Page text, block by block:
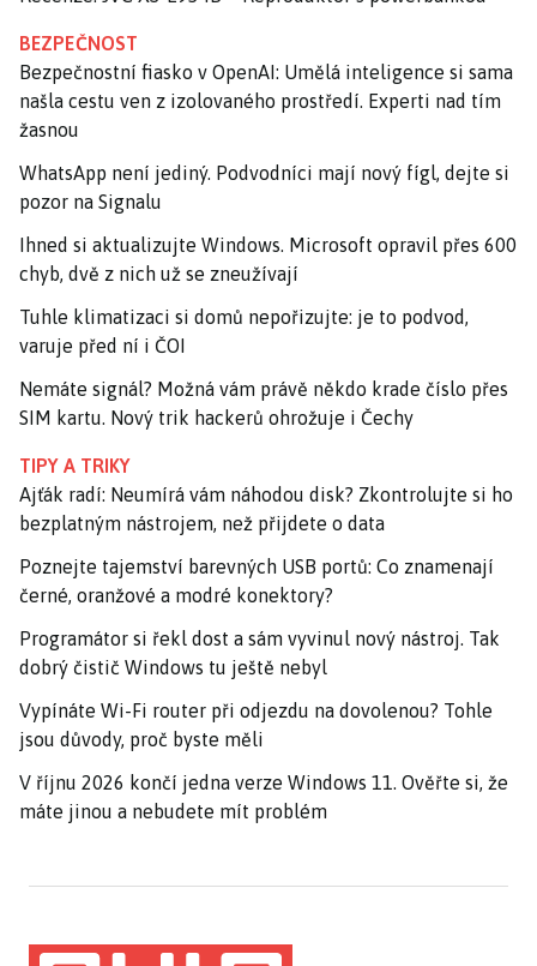
BEZPEČNOST
Bezpečnostní fiasko v OpenAI: Umělá inteligence si sama
našla cestu ven z izolovaného prostředí. Experti nad tím
žasnou
WhatsApp není jediný. Podvodníci mají nový fígl, dejte si
pozor na Signalu
Ihned si aktualizujte Windows. Microsoft opravil přes 600
chyb, dvě z nich už se zneužívají
Tuhle klimatizaci si domů nepořizujte: je to podvod,
varuje před ní i ČOI
Nemáte signál? Možná vám právě někdo krade číslo přes
SIM kartu. Nový trik hackerů ohrožuje i Čechy
TIPY A TRIKY
Ajťák radí: Neumírá vám náhodou disk? Zkontrolujte si ho
bezplatným nástrojem, než přijdete o data
Poznejte tajemství barevných USB portů: Co znamenají
černé, oranžové a modré konektory?
Programátor si řekl dost a sám vyvinul nový nástroj. Tak
dobrý čistič Windows tu ještě nebyl
Vypínáte Wi-Fi router při odjezdu na dovolenou? Tohle
jsou důvody, proč byste měli
V říjnu 2026 končí jedna verze Windows 11. Ověřte si, že
máte jinou a nebudete mít problém